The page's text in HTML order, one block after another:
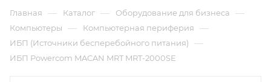
Главная — Каталог — Оборудование для бизнеса —
Компьютеры — Компьютерная периферия —
ИБП (Источники бесперебойного питания) —
ИБП Powercom MACAN MRT MRT-2000SE